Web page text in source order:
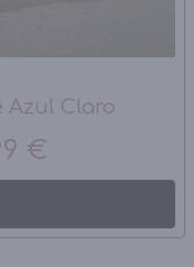
Azul Claro
€